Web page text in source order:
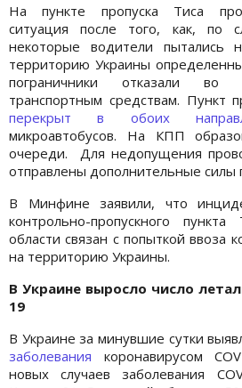
На пункте пропуска Тиса
ситуация после того, как, по
некоторые водители пытались
территорию Украины
пограничники отказали во
транспортным средствам. Пункт
перекрыт в обоих
микроавтобусов. На КПП
очереди. Для недопущения
отправлены дополнительные силы
В Минфине заявили, что
контрольно-пропускного
области связан с попыткой ввоза
на территорию Украины.
В Украине выросло число
19
В Украине за минувшие сутки
заболевания коронавирусом
новых случаев заболевания